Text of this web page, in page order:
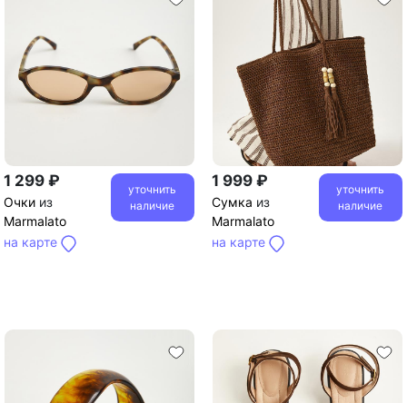
1 299 ₽
Очки из
Marmalato
на карте
уточнить
наличие
1 999 ₽
Сумка из
Marmalato
на карте
уточнить
наличие